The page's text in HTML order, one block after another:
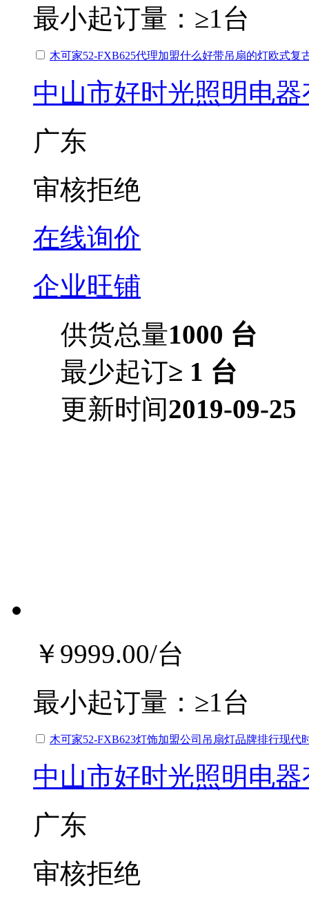
最小起订量： ≥1台
木可家52-FXB625代理加盟什么好带吊扇的灯欧式复
中山市好时光照明电
广东
审核拒绝
在线询价
企业旺铺
供货总量1000 台
最少起订≥ 1 台
更新时间2019-09-25
￥9999.00/台
最小起订量： ≥1台
木可家52-FXB623灯饰加盟公司吊扇灯品牌排行现代
中山市好时光照明电
广东
审核拒绝